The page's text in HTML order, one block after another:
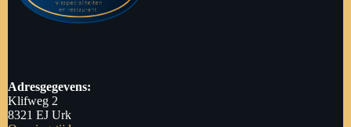
Adresgegevens:
Klifweg 2
8321 EJ Urk